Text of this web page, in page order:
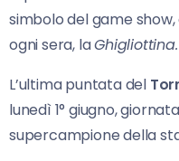
simbolo del game
ogni sera, laGhigliottina.
L’ultima puntata del
lunedì 1° giugno,
supercampione della